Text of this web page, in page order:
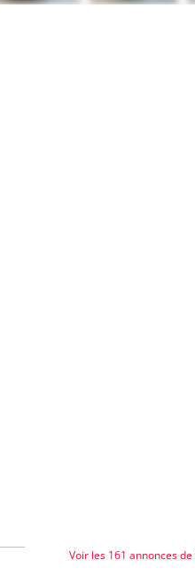
Voir les 161 annonces de